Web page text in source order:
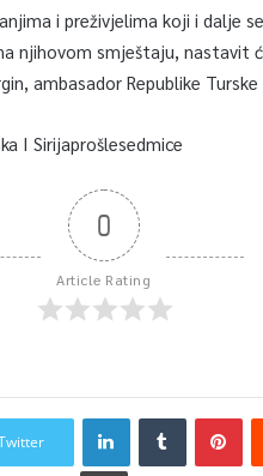
i preživjelima koji i dalje
njihovom smještaju, nastavit
ambasador Republike Turske
I Sirijaprošlesedmice
0
Article Rating